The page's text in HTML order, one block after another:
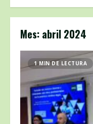
Mes: abril 2024
1 MIN DE LECTURA